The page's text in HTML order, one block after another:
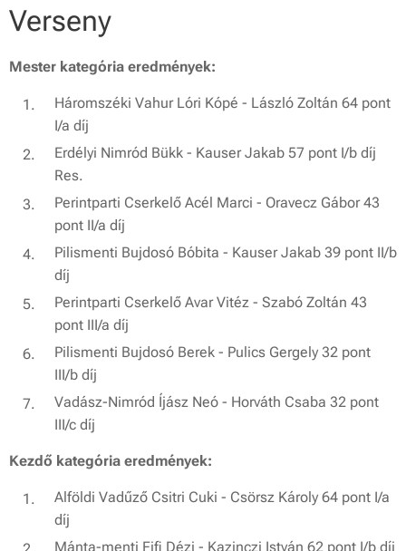
Verseny
Mester kategória eredmények:
Háromszéki Vahur Lóri Kópé - László Zoltán 64 pont
I/a díj
Erdélyi Nimród Bükk - Kauser Jakab 57 pont I/b díj
Res.
Perintparti Cserkelő Acél Marci - Oravecz Gábor 43
pont II/a díj
Pilismenti Bujdosó Bóbita - Kauser Jakab 39 pont II/b
díj
Perintparti Cserkelő Avar Vitéz - Szabó Zoltán 43
pont III/a díj
Pilismenti Bujdosó Berek - Pulics Gergely 32 pont
III/b díj
Vadász-Nimród Íjász Neó - Horváth Csaba 32 pont
III/c díj
Kezdő kategória eredmények:
Alföldi Vadűző Csitri Cuki - Csörsz Károly 64 pont I/a
díj
Mánta-menti Fifi Dézi - Kazinczi István 62 pont I/b díj